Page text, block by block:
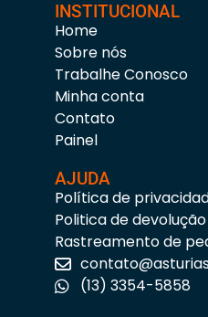
INSTITUCIONAL
Home
Sobre nós
Trabalhe Conosco
Minha conta
Contato
Painel
AJUDA
Política de
Politica de
Rastreamento de
(13) 3354-5858